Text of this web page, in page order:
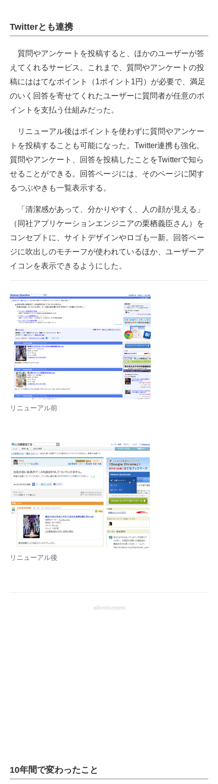
Twitterとも連携
質問やアンケートを投稿すると、ほかのユーザーが答
えてくれるサービス。これまで、質問やアンケートの投
稿にははてなポイント（1ポイント1円）が必要で、満足
のいく回答を寄せてくれたユーザーに質問者が任意のポ
イントを支払う仕組みだった。
リニューアル後はポイントを使わずに質問やアンケー
トを投稿することも可能になった。Twitter連携も強化。
質問やアンケート、回答を投稿したことをTwitterで知ら
せることができる。回答ページには、そのページに関す
るつぶやきも一覧表示する。
「清潔感があって、分かりやすく、人の顔が見える」
（同社アプリケーションエンジニアの栗栖義臣さん）を
コンセプトに、サイトデザインやロゴも一新。回答ペー
ジに吹出しのモチーフが使われているほか、ユーザーア
イコンを表示できるようにした。
リニューアル前
リニューアル後
advertisement
10年間で変わったこと